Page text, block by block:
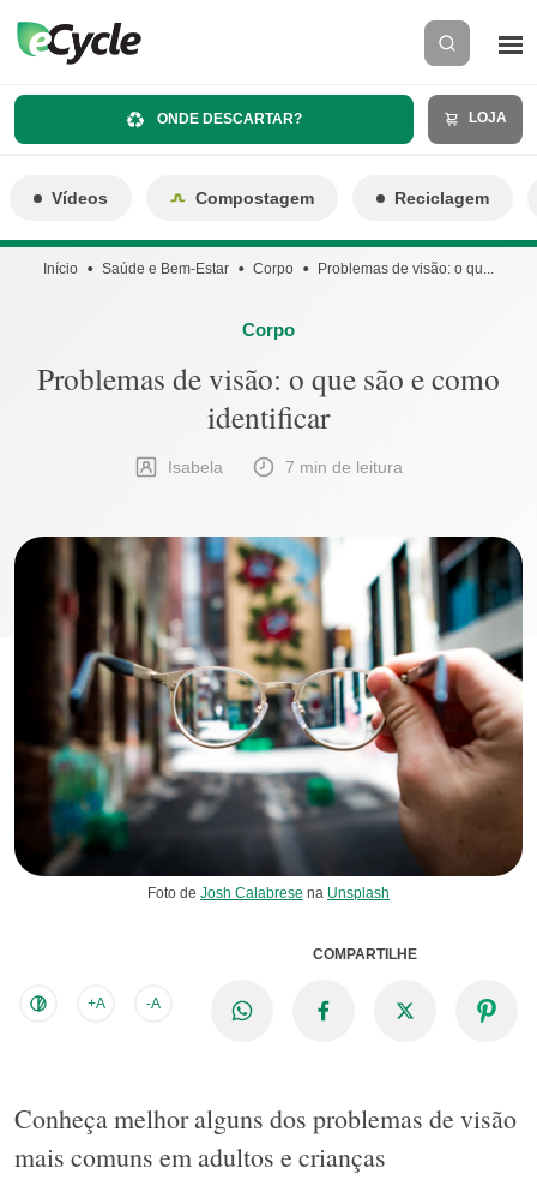
ONDE DESCARTAR? LOJA
Vídeos Compostagem Reciclagem
Início Saúde e Bem-Estar Corpo Problemas de visão: o qu...
Corpo
Problemas de visão: o que são e como
identificar
Isabela 7 min de leitura
Foto de Josh Calabrese na Unsplash
+A -A
COMPARTILHE
Conheça melhor alguns dos problemas de visão
mais comuns em adultos e crianças